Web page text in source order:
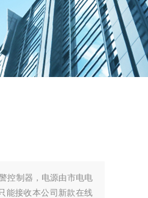
控制器，电源由市电电
能接收本公司新款在线